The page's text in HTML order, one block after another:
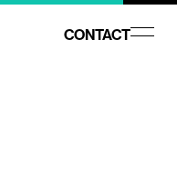
CONTACT